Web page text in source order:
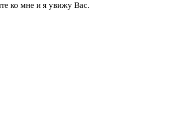
ко мне и я увижу Вас.